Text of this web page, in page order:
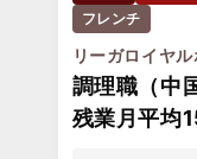
フレンチ
リーガロイヤ
調理職（中
残業月平均